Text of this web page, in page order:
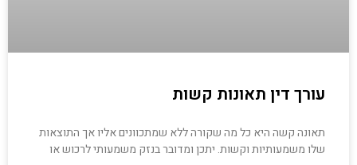
עורך דין תאונות קשות
תאונה קשה היא כל מה שקורה ללא שמתכוונים אליו אך התוצאות
שלו משמעותיות וקשות. יתכן ומדובר בנזק משמעותי לרכוש או